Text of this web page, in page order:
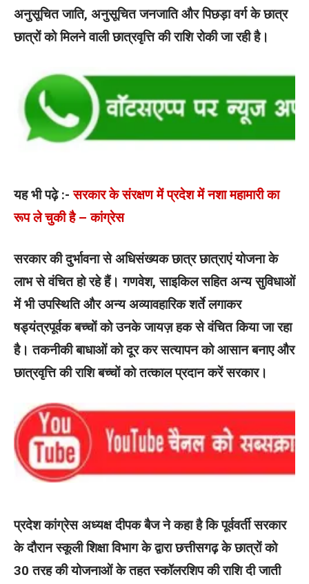
अनुसूचित जाति, अनुसूचित जनजाति और पिछड़ा वर्ग के छात्र
छात्रों को मिलने वाली छात्रवृत्ति की राशि रोकी जा रही है।
यह भी पढ़े :-सरकार के संरक्षण में प्रदेश में नशा महामारी का
रूप ले चुकी है – कांग्रेस
सरकार की दुर्भावना से अधिसंख्यक छात्र छात्राएं योजना के
लाभ से वंचित हो रहे हैं। गणवेश, साइकिल सहित अन्य सुविधाओं
में भी उपस्थिति और अन्य अव्यावहारिक शर्ते लगाकर
षड्यंत्रपूर्वक बच्चों को उनके जायज़ हक से वंचित किया जा रहा
है। तकनीकी बाधाओं को दूर कर सत्यापन को आसान बनाए और
छात्रवृत्ति की राशि बच्चों को तत्काल प्रदान करें सरकार।
प्रदेश कांग्रेस अध्यक्ष दीपक बैज ने कहा है कि पूर्ववर्ती सरकार
के दौरान स्कूली शिक्षा विभाग के द्वारा छत्तीसगढ़ के छात्रों को
30 तरह की योजनाओं के तहत स्कॉलरशिप की राशि दी जाती